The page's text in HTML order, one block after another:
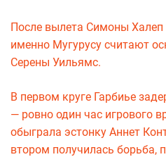
После вылета Симоны Халеп
именно Мугурусу считают
Серены Уильямс.
В первом круге Гарбиье
— ровно один час игрового
обыграла эстонку Аннет
втором получилась борьба,